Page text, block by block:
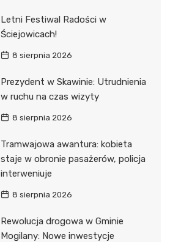
Letni Festiwal Radości w
Ściejowicach!
8 sierpnia 2026
Prezydent w Skawinie: Utrudnienia
w ruchu na czas wizyty
8 sierpnia 2026
Tramwajowa awantura: kobieta
staje w obronie pasażerów, policja
interweniuje
8 sierpnia 2026
Rewolucja drogowa w Gminie
Mogilany: Nowe inwestycje